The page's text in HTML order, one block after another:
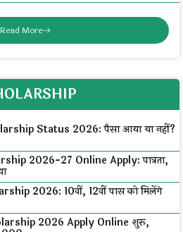
Read More
Status 2026: पैसा आया या नहीं?
2026-27 Online Apply: पात्रता,
2026: 10वीं, 12वीं पास को मिलेंगे
2026 Apply Online शुरू,